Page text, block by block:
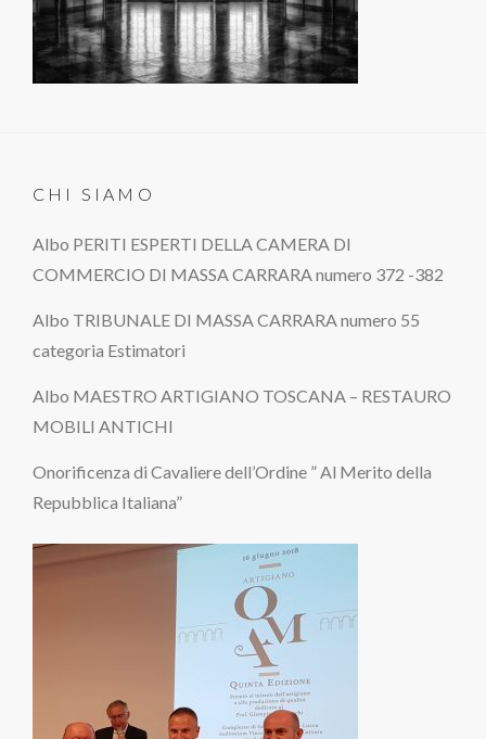
CHI SIAMO
Albo PERITI ESPERTI DELLA CAMERA DI
COMMERCIO DI MASSA CARRARA numero 372 -382
Albo TRIBUNALE DI MASSA CARRARA numero 55
categoria Estimatori
Albo MAESTRO ARTIGIANO TOSCANA – RESTAURO
MOBILI ANTICHI
Onorificenza di Cavaliere dell’Ordine ” Al Merito della
Repubblica Italiana”